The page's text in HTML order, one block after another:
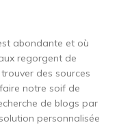
abondante et où
regorgent de
des sources
notre soif de
de blogs par
personnalisée